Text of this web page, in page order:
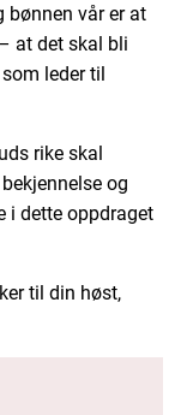
bønnen vår er at
at det skal bli
leder til
rike skal
og
i dette oppdraget
til din høst,